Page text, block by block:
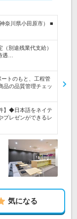
奈川県小田原市） ■
別途残業代支給）
遇…
トのもと、工程管
品の品質管理チェッ
】◆日本語をネイテ
プレゼンができるレ
気になる